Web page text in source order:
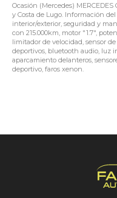
Ocasión (Mercedes)
y Costa de Lugo. Información
interior/exterior, seguridad y
con 215.000km, motor "1.7",
limitador de velocidad, sensor
deportivos, bluetooth audio, luz
aparcamiento delanteros,
deportivo, faros xenon.